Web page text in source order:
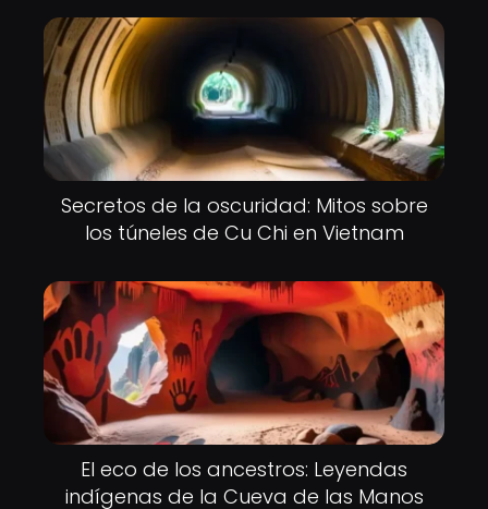
Secretos de la oscuridad: Mitos sobre
los túneles de Cu Chi en Vietnam
El eco de los ancestros: Leyendas
indígenas de la Cueva de las Manos